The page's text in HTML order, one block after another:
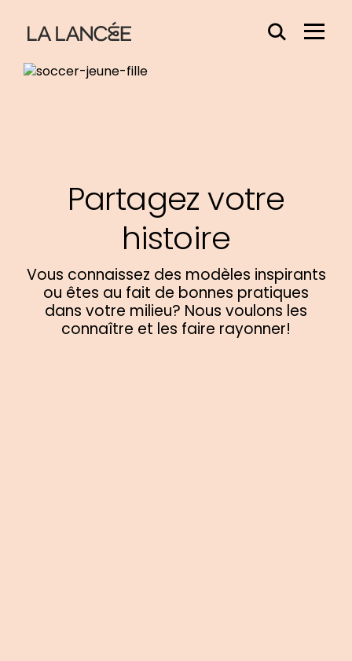
EffacerMenu
Partagez votre
histoire
Vous connaissez des modèles inspirants
ou êtes au fait de bonnes pratiques
dans votre milieu? Nous voulons les
connaître et les faire rayonner!